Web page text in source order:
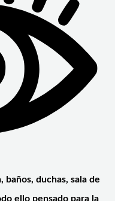
duchas, sala de
ello pensado para la